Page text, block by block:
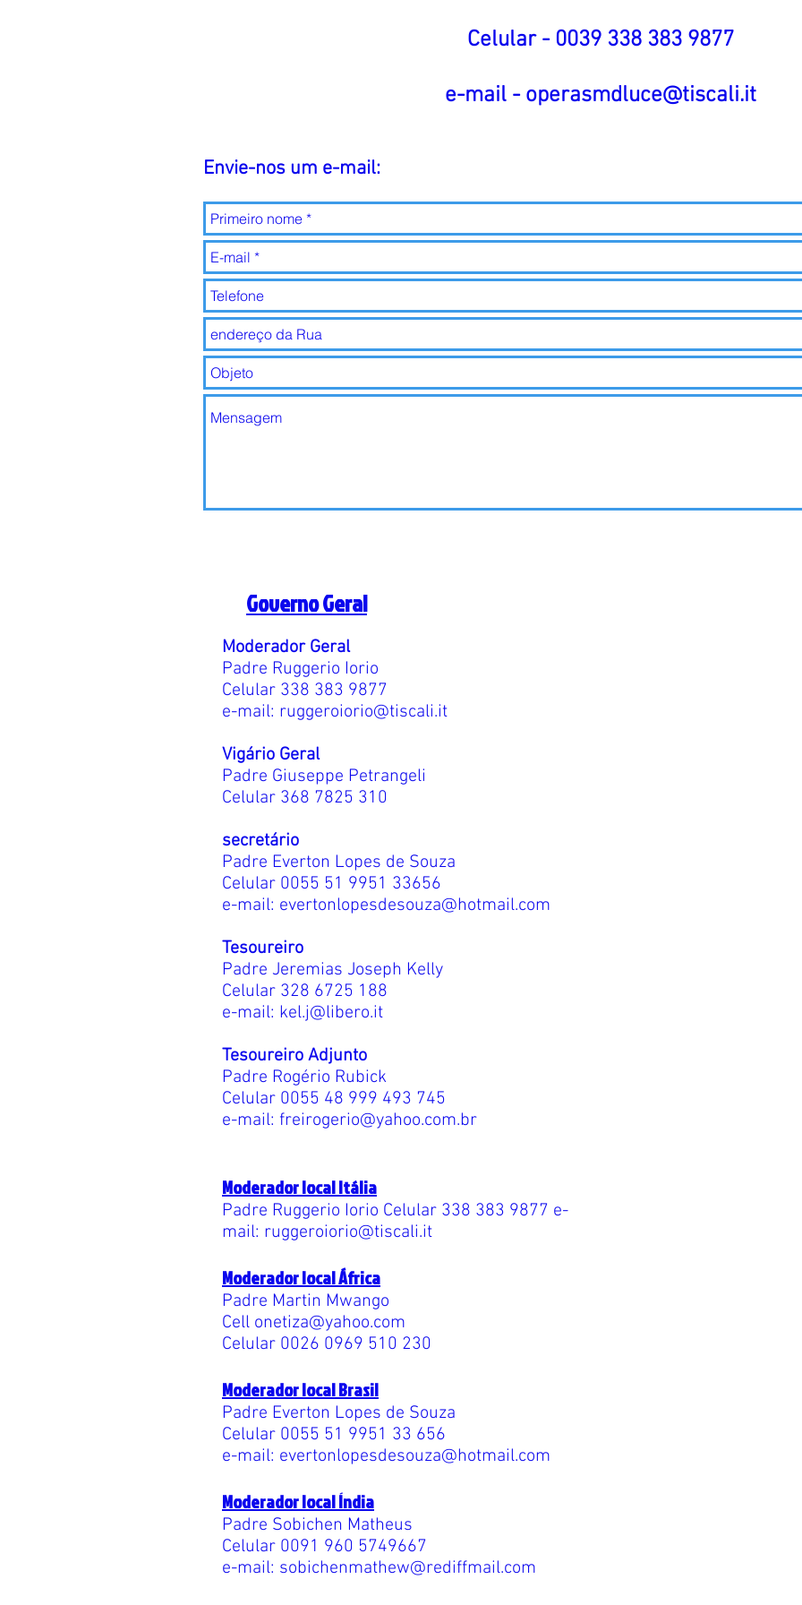
Celular - 0039 338 383 9877
e-mail - operasmdluce@tiscali.it
Envie-nos um e-mail:
Governo Geral
Moderador Geral
Padre Ruggerio Iorio
Celular 338 383 9877
e-mail: ruggeroiorio@tiscali.it
Vigário Geral
Padre Giuseppe Petrangeli
Celular 368 7825 310
secretário
Padre Everton Lopes de Souza
Celular 0055 51 9951 33656
e-mail: evertonlopesdesouza@hotmail.com
Tesoureiro
Padre Jeremias Joseph Kelly
Celular 328 6725 188
e-mail: kel.j@libero.it
Tesoureiro Adjunto
Padre Rogério Rubick
Celular 0055 48 999 493 745
e-mail: freirogerio@yahoo.com.br
Moderador local Itália
Padre Ruggerio Iorio Celular 338 383 9877 e-
mail: ruggeroiorio@tiscali.it
Moderador local África
Padre Martin Mwango
Cell onetiza@yahoo.com
Celular 0026 0969 510 230
Moderador local Brasil
Padre Everton Lopes de Souza
Celular 0055 51 9951 33 656
e-mail: evertonlopesdesouza@hotmail.com
Moderador local Índia
Padre Sobichen Matheus
Celular 0091 960 5749667
e-mail: sobichenmathew@rediffmail.com